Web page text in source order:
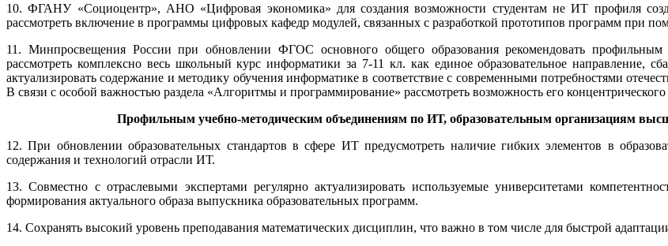
10. ФГАНУ «Социоцентр», АНО «Цифровая экономика» для создания возможности студентам не ИТ профиля
рассмотреть включение в программы цифровых кафедр модулей, связанных с разработкой прототипов программ при
11. Минпросвещения России при обновлении ФГОС основного общего образования рекомендовать профильным
рассмотреть комплексно весь школьный курс информатики за 7-11 кл. как единое образовательное направление,
актуализировать содержание и методику обучения информатике в соответствие с современными потребностями
В связи с особой важностью раздела «Алгоритмы и программирование» рассмотреть возможность его
Профильным учебно-методическим объединениям по ИТ, образовательным организациям
12. При обновлении образовательных стандартов в сфере ИТ предусмотреть наличие гибких элементов в
содержания и технологий отрасли ИТ.
13. Совместно с отраслевыми экспертами регулярно актуализировать используемые университетами
формирования актуального образа выпускника образовательных программ.
14. Сохранять высокий уровень преподавания математических дисциплин, что важно в том числе для быстрой